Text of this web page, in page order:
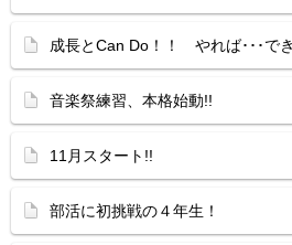
成長とCan Do！！ やれば･･･で
音楽祭練習、本格始動!!
11月スタート!!
部活に初挑戦の４年生！